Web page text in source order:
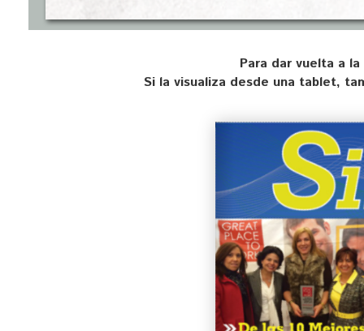
Para dar vuelta a
Si la visualiza desde una tablet,